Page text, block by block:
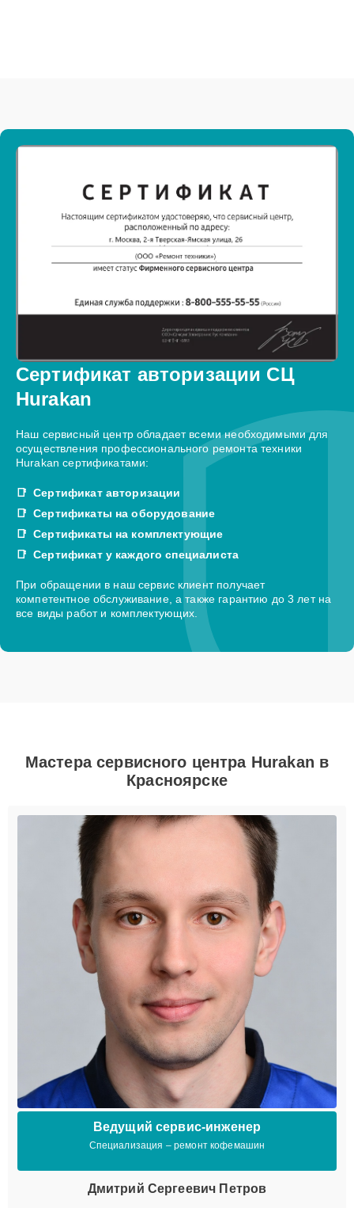
Сертификат авторизации СЦ
Hurakan
Наш сервисный центр обладает всеми необходимыми для
осуществления профессионального ремонта техники
Hurakan сертификатами:
Сертификат авторизации
Сертификаты на оборудование
Сертификаты на комплектующие
Сертификат у каждого специалиста
При обращении в наш сервис клиент получает
компетентное обслуживание, а также гарантию до 3 лет на
все виды работ и комплектующих.
Мастера сервисного центра Hurakan в
Красноярске
Ведущий сервис-инженер
Специализация – ремонт кофемашин
Дмитрий Сергеевич Петров